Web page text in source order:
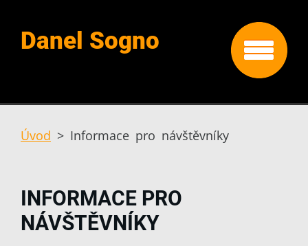
Danel Sogno
Úvod > Informace pro návštěvníky
INFORMACE PRO
NÁVŠTĚVNÍKY